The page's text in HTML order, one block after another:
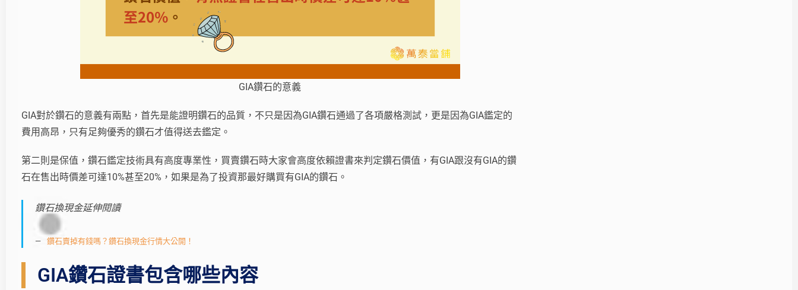
GIA鑽石的意義
GIA對於鑽石的意義有兩點，首先是能證明鑽石的品質，不只是因為GIA鑽石通過了各項嚴格測試，更是因為GIA鑑定的
費用高昂，只有足夠優秀的鑽石才值得送去鑑定。
第二則是保值，鑽石鑑定技術具有高度專業性，買賣鑽石時大家會高度依賴證書來判定鑽石價值，有GIA跟沒有GIA的鑽
石在售出時價差可達10%甚至20%，如果是為了投資那最好購買有GIA的鑽石。
鑽石換現金延伸閱讀
鑽石賣掉有錢嗎？鑽石換現金行情大公開！
GIA鑽石證書包含哪些內容